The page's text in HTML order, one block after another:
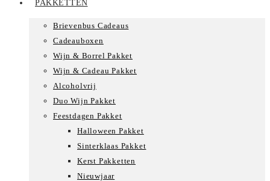
PAKKETTEN
Brievenbus Cadeaus
Cadeauboxen
Wijn & Borrel Pakket
Wijn & Cadeau Pakket
Alcoholvrij
Duo Wijn Pakket
Feestdagen Pakket
Halloween Pakket
Sinterklaas Pakket
Kerst Pakketten
Nieuwjaar